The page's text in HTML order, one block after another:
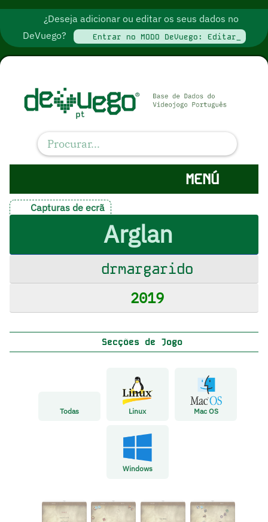
¿Deseja adicionar ou editar os seus dados no
DeVuego?
Entrar no MODO DeVuego: Editar_
MENÚ
Capturas de ecrã
Arglan
drmargarido
2019
Secções de Jogo
Todas Linux Mac OS
Windows